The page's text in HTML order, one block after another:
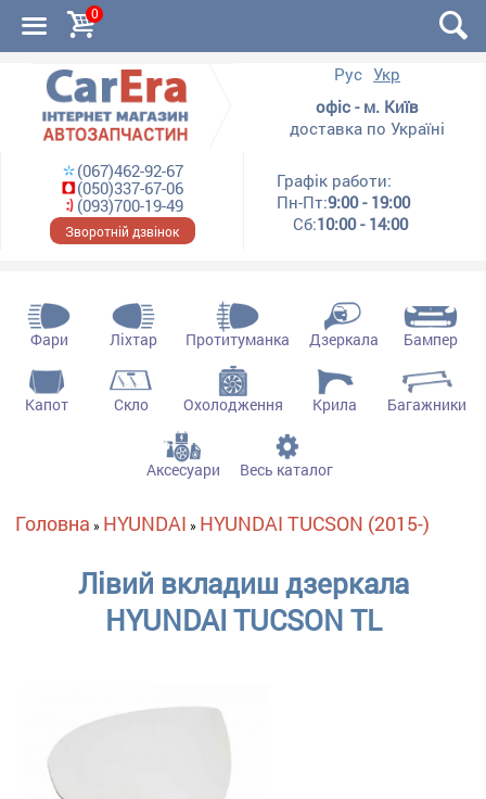
0
Рус Укр
офіс - м. Київ
доставка по Україні
(067)462-92-67
(050)337-67-06
(093)700-19-49
Зворотній дзвінок
Графік работи:
Пн-Пт:9:00 - 19:00
Сб:10:00 - 14:00
Фари Ліхтар Протитуманка Дзеркала Бампер
Капот Скло Охолодження Крила Багажники
Аксесуари Весь каталог
Ви є тут
Головна » HYUNDAI » HYUNDAI TUCSON (2015-)
Лівий вкладиш дзеркала
HYUNDAI TUCSON TL